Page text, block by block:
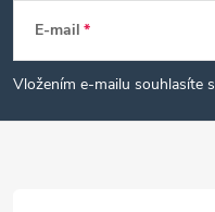
p
a
E-mail
Vložením e-mailu souhlasíte s